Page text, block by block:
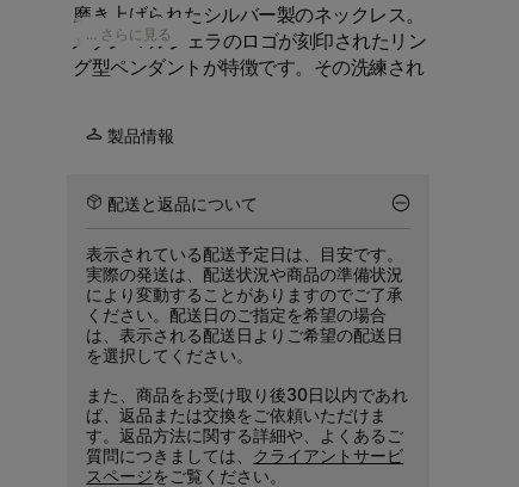
磨き上げられたシルバー製のネックレス。
メゾン マルジェラのロゴが刻印されたリン
グ型ペンダントが特徴です。その洗練され
... さらに見る
製品情報
配送と返品について
表示されている配送予定日は、目安です。
実際の発送は、配送状況や商品の準備状況
により変動することがありますのでご了承
ください。配送日のご指定を希望の場合
は、表示される配送日よりご希望の配送日
を選択してください。
また、商品をお受け取り後30日以内であれ
ば、返品または交換をご依頼いただけま
す。返品方法に関する詳細や、よくあるご
質問につきましては、 クライアントサービ
スページをご覧ください。